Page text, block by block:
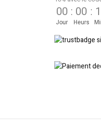
00
Jour
: 00
Heurs
: